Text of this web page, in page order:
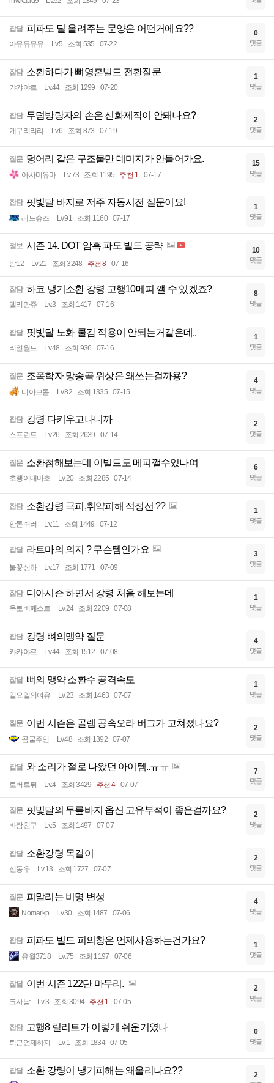
잡담 피파도 딜 올려주는 문양은 어떤거에요??
아뮤뮤뮤뮤 Lv.5 조회 535 07-22
0
댓글
잡담 소환하다가 뼈영혼빌드 전환질문
캬캬야르 Lv.44 조회 1299 07-20
1
댓글
잡담 무덤방랑자의 손은 신화제작이 안돼나요?
개구리리리 Lv.6 조회 873 07-19
2
댓글
질문 덩어리 같은 구조물만 데미지가 안들어가요.
아사미유마 Lv.73 조회 1195 추천 1 07-17
15
댓글
잡담 핏빛달 바지로 저주 자동시전 질문이요!
레드슈즈 Lv.91 조회 1160 07-17
1
댓글
정보 시즌 14. DOT 암흑 파도 빌드 공략
밤12 Lv.21 조회 3248 추천 8 07-16
10
댓글
잡담 하코 냉기소환 강령 고행10메피 깰 수 있겠죠?
델리만쥬 Lv.3 조회 1417 07-16
8
댓글
잡담 핏빛달 노화 쿨감 적용이 안되는거같은데..
리얼월드 Lv.48 조회 936 07-16
1
댓글
질문 조폭학자 망송곡 위상은 왜쓰는걸까용?
디아브롤 Lv.82 조회 1335 07-15
4
댓글
잡담 강령 다키우고나니까
스프린트 Lv.26 조회 2639 07-14
2
댓글
질문 소환첨해보는데 이빌드도 메피깰수있나여
호랭이대마초 Lv.20 조회 2285 07-14
6
댓글
잡담 소환강령 극피,취약피해 적정선 ??
안톤쉬러 Lv.11 조회 1449 07-12
1
댓글
잡담 라트마의 의지 ? 무슨템인가요
불꽃싱하 Lv.17 조회 1771 07-09
3
댓글
잡담 디아시즌 하면서 강령 처음 해보는데
옥토버페스트 Lv.24 조회 2209 07-08
1
댓글
잡담 강령 뼈의맹약 질문
캬캬야르 Lv.44 조회 1512 07-08
4
댓글
잡담 뼈의 맹약 소환수 공격속도
일요일의여유 Lv.23 조회 1463 07-07
1
댓글
질문 이번 시즌은 골렘 공속오라 버그가 고쳐졌나요?
곰굴주인 Lv.48 조회 1392 07-07
2
댓글
잡담 와 소리가 절로 나왔던 아이템..ㅠㅠ
로버트뤼 Lv.4 조회 3429 추천 4 07-07
7
댓글
질문 핏빛달의 무릎바지 옵션 고유부적이 좋은걸까요?
바람친구 Lv.5 조회 1497 07-07
2
댓글
잡담 소환강령 목걸이
신동우 Lv.13 조회 1727 07-07
2
댓글
질문 피말리는 비명 변성
Nomarkp Lv.30 조회 1487 07-06
4
댓글
잡담 피파도 빌드 피의창은 언제사용하는건가요?
유월3718 Lv.75 조회 1197 07-06
1
댓글
잡담 이번 시즌 122단 마무리.
크사남 Lv.3 조회 3094 추천 1 07-05
2
댓글
잡담 고행8 릴리트가 이렇게 쉬운거였나
퇴근언제하지 Lv.1 조회 1834 07-05
0
댓글
잡담 소환 강령이 냉기피해는 왜올리나요?? 2